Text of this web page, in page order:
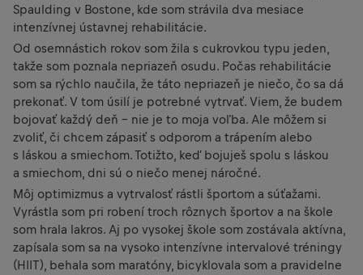
Spaulding v Bostone, kde som strávila dva mesiace
intenzívnej ústavnej rehabilitácie.
Od osemnástich rokov som žila s cukrovkou typu jeden,
takže som poznala nepriazeň osudu. Počas rehabilitácie
som sa rýchlo naučila, že táto nepriazeň je niečo, čo sa dá
prekonať. V tom úsilí je potrebné vytrvať. Viem, že budem
bojovať každý deň – nie je to moja voľba. Ale môžem si
zvoliť, či chcem zápasiť s odporom a trápením alebo
s láskou a smiechom. Totižto, keď bojuješ spolu s láskou
a smiechom, dni sú o niečo menej náročné.
Môj optimizmus a vytrvalosť rástli športom a súťažami.
Vyrástla som pri robení troch rôznych športov a na škole
som hrala lakros. Aj po vysokej škole som zostávala aktívna,
zapísala som sa na vysoko intenzívne intervalové tréningy
(HIIT), behala som maratóny, bicyklovala som a pravidelne